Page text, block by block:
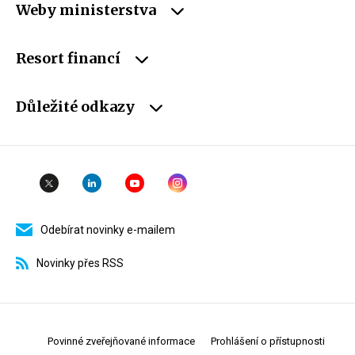
Weby ministerstva
Resort financí
Důležité odkazy
Odebírat novinky e-mailem
Novinky přes RSS
Povinné zveřejňované informace Prohlášení o přístupnosti